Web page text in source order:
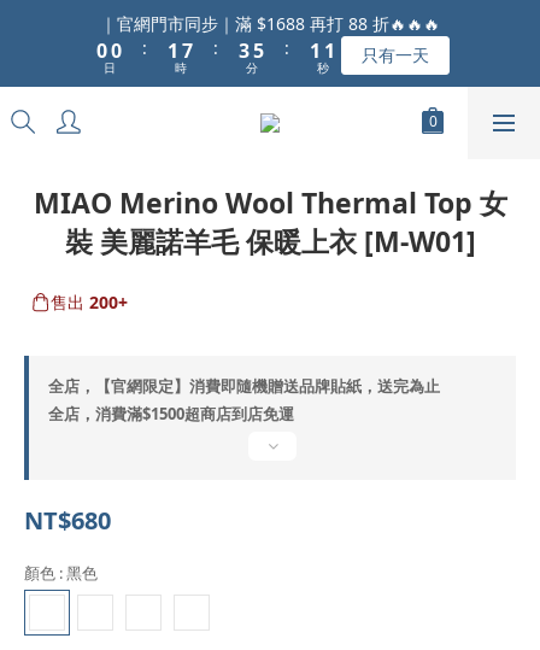
｜官網門市同步｜滿 $1688 再打 88 折🔥🔥🔥
0
1
0
日
:
2
1
0
8
7
6
1
0
時
:
4
3
2
6
5
4
2
分
:
2
1
0
2
1
0
秒
只有一天
MIAO Merino Wool Thermal Top 女
裝 美麗諾羊毛 保暖上衣 [M-W01]
售出 200+
全店，【官網限定】消費即隨機贈送品牌貼紙，送完為止
全店，消費滿$1500超商店到店免運
NT$680
顏色 : 黑色